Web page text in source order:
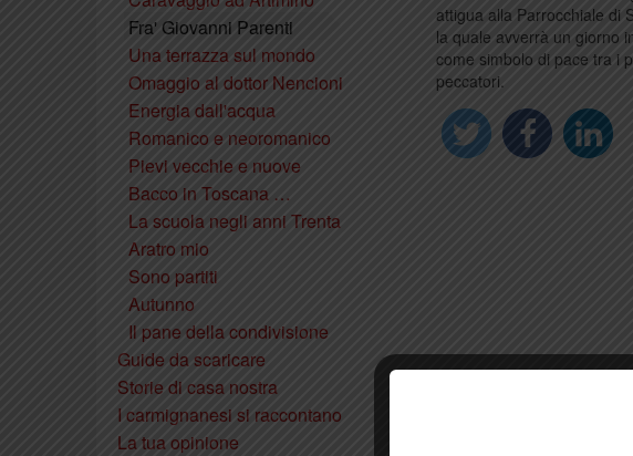
Fra' Giovanni Parenti
Una terrazza sul mondo
Omaggio al dottor Nencioni
Energia dall'acqua
Romanico e neoromanico
Pievi vecchie e nuove
Bacco in Toscana …
La scuola negli anni Trenta
Aratro mio
Sono partiti
Autunno
Il pane della condivisione
Guide da scaricare
Storie di casa nostra
I carmignanesi si raccontano
La tua opinione
attigua alla Parrocchiale di
la quale avverrà un giorno
come simbolo di pace tra i
peccatori.